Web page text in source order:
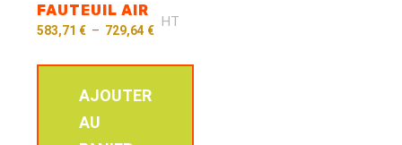
FAUTEUIL AIR
583,71 € – 729,64 €
HT
AJOUTER
AU